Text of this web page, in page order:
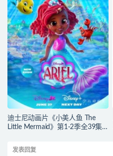
文) 官方纯净收藏版
720P/MKV/15.9G 动画片小狮王
守护队下载
迪士尼动画片《小美人鱼 The
Little Mermaid》第1-2季全39集
纯净收藏版 720P/MKV/37G 动画
片小美人鱼下载
发表回复